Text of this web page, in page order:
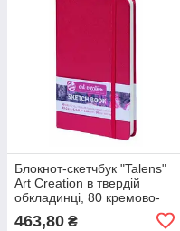
Блокнот-скетчбук "Talens"
Art Creation в твердій
обкладинці, 80 кремово-
білих листів, А5, червоний
463,80 ₴